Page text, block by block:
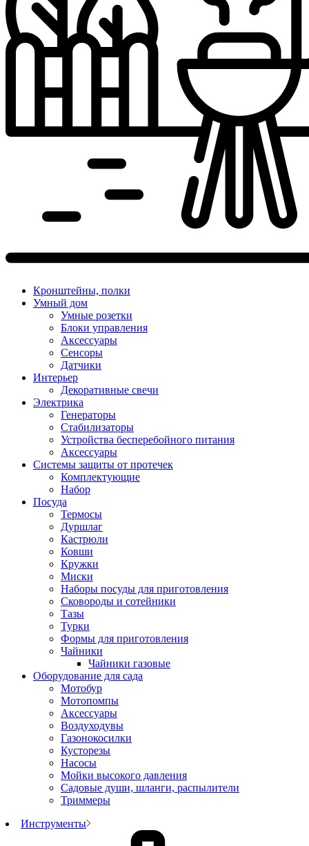
Кронштейны, полки
Умный дом
Умные розетки
Блоки управления
Аксессуары
Сенсоры
Датчики
Интерьер
Декоративные свечи
Электрика
Генераторы
Стабилизаторы
Устройства бесперебойного питания
Аксессуары
Системы защиты от протечек
Комплектующие
Набор
Посуда
Термосы
Дуршлаг
Кастрюли
Ковши
Кружки
Миски
Наборы посуды для приготовления
Сковороды и сотейники
Тазы
Турки
Формы для приготовления
Чайники
Чайники газовые
Оборудование для сада
Мотобур
Мотопомпы
Аксессуары
Воздуходувы
Газонокосилки
Кусторезы
Насосы
Мойки высокого давления
Садовые души, шланги, распылители
Триммеры
Инструменты